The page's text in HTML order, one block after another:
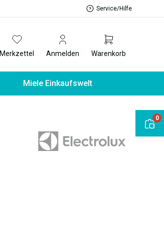
Service/Hilfe
Merkzettel Anmelden Warenkorb
Miele Einkaufswelt
0